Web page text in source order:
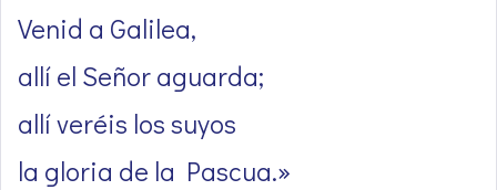
Venid a Galilea,
allí el Señor aguarda;
allí veréis los suyos
la gloria de la Pascua.»